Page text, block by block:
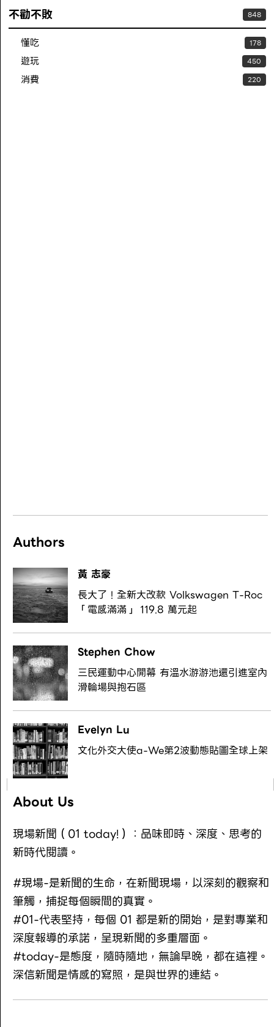
不勸不敗 848
懂吃 178
遊玩 450
消費 220
Authors
黃 志豪
長大了！全新大改款 Volkswagen T-Roc
「電感滿滿」 119.8 萬元起
Stephen Chow
三民運動中心開幕 有溫水游游池還引進室內
滑輪場與抱石區
Evelyn Lu
文化外交大使a-We第2波動態貼圖全球上架
About Us
現場新聞（01 today!）：品味即時、深度、思考的
新時代閱讀。
#現場-是新聞的生命，在新聞現場，以深刻的觀察和
筆觸，捕捉每個瞬間的真實。
#01-代表堅持，每個 01 都是新的開始，是對專業和
深度報導的承諾，呈現新聞的多重層面。
#today-是態度，隨時隨地，無論早晚，都在這裡。
深信新聞是情感的寫照，是與世界的連結。